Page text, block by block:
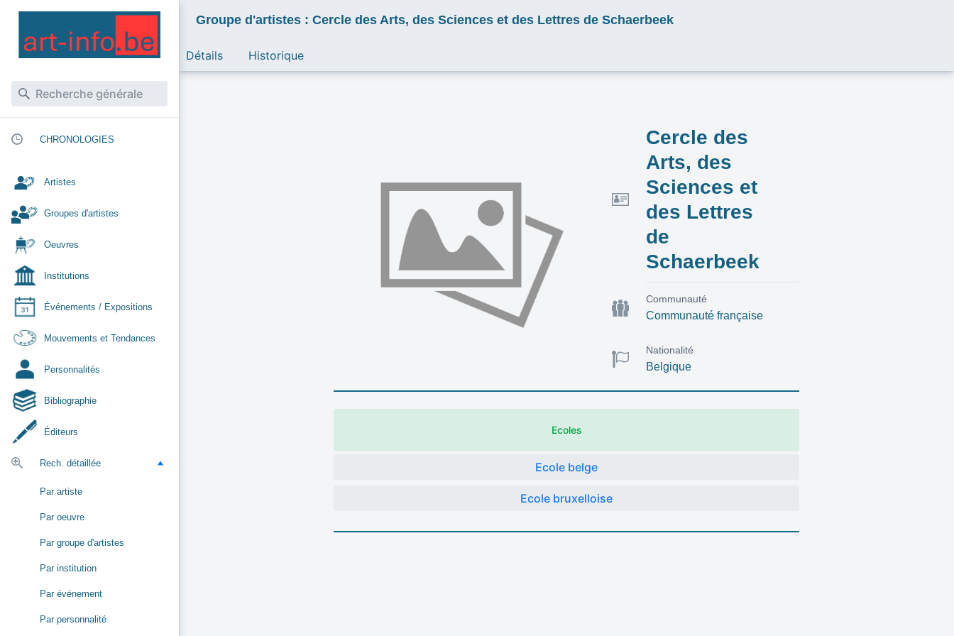
CHRONOLOGIES
Artistes
Groupes d'artistes
Oeuvres
Institutions
Événements / Expositions
Mouvements et Tendances
Personnalités
Bibliographie
Éditeurs
Rech. détaillée
Par artiste
Par oeuvre
Par groupe d'artistes
Par institution
Par événement
Par personnalité
Groupe d'artistes : Cercle des Arts, des Sciences et des Lettres de Schaerbeek
Détails Historique
Cercle des
Arts, des
Sciences et
des Lettres
de
Schaerbeek
Communauté française
Communauté
Belgique
Nationalité
Ecoles
Ecole belge
Ecole bruxelloise